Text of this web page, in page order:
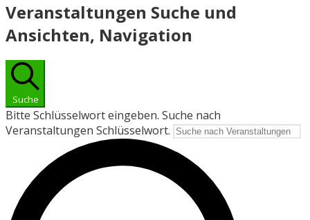
Veranstaltungen Suche und
Ansichten, Navigation
Suche
Bitte Schlüsselwort eingeben. Suche nach
Veranstaltungen Schlüsselwort.